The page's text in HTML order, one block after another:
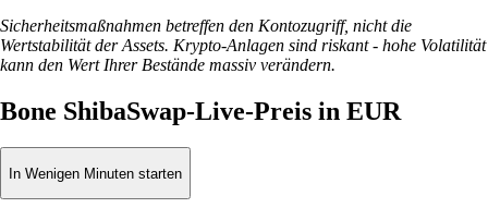
Sicherheitsmaßnahmen betreffen den Kontozugriff, nicht die
Wertstabilität der Assets. Krypto-Anlagen sind riskant - hohe Volatilität
kann den Wert Ihrer Bestände massiv verändern.
Bone ShibaSwap-Live-Preis in EUR
In Wenigen Minuten starten